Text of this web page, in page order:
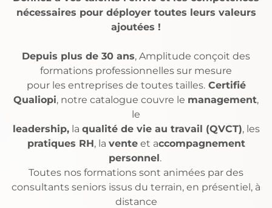
nécessaires pour déployer toutes leurs valeurs
ajoutées !
Depuis plus de 30 ans, Amplitude conçoit des
formations professionnelles sur mesure
pour les entreprises de toutes tailles.Certifié
Qualiopi, notre catalogue couvre le management,
le
leadership,la qualité de vie au travail (QVCT), les
pratiques RH, la venteet accompagnement
personnel.
Toutes nos formations sont animées par des
consultants seniors issus du terrain, en présentiel, à
distance